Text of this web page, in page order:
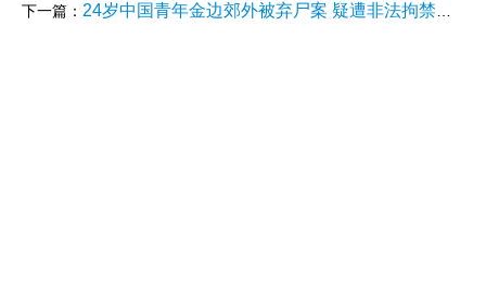
下一篇： 24岁中国青年金边郊外被弃尸案 疑遭非法拘禁跳车身亡 多名中国和柬籍嫌犯被捕